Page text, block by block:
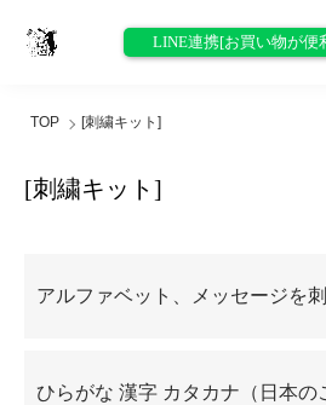
LINE連携[お買い物が便
TOP [刺繍キット]
[刺繍キット]
アルファベット、メッセージを
ひらがな 漢字 カタカナ（日本の